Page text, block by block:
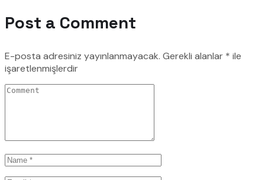
Post a Comment
E-posta adresiniz yayınlanmayacak. Gerekli alanlar * ile
işaretlenmişlerdir